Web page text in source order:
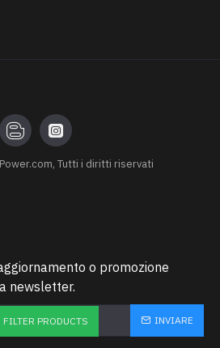
Tutti i diritti riservati
o promozione
newsletter.
INVIARE
FILTER PRODUCTS